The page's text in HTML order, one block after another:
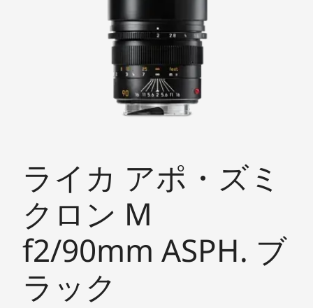
ライカ アポ・ズミ
クロン M
f2/90mm ASPH. ブ
ラック